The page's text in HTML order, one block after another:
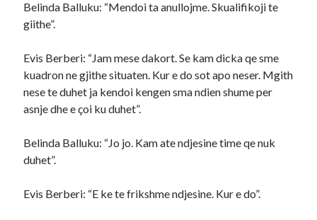
Belinda Balluku: “Mendoi ta anullojme. Skualifikoji te
giithe”.
Evis Berberi: “Jam mese dakort. Se kam dicka qe sme
kuadron ne gjithe situaten. Kur e do sot apo neser. Mgith
nese te duhet ja kendoi kengen sma ndien shume per
asnje dhe e çoi ku duhet”.
Belinda Balluku: “Jo jo. Kam ate ndjesine time qe nuk
duhet”.
Evis Berberi: “E ke te frikshme ndjesine. Kur e do”.